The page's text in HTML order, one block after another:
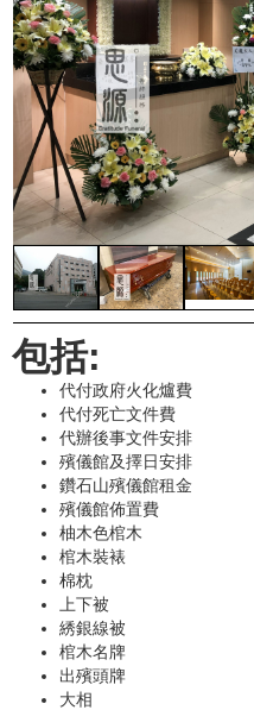
包括:
代付政府火化爐費
代付死亡文件費
代辦後事文件安排
殯儀館及擇日安排
鑽石山殯儀館租金
殯儀館佈置費
柚木色棺木
棺木裝裱
棉枕
上下被
綉銀線被
棺木名牌
出殯頭牌
大相